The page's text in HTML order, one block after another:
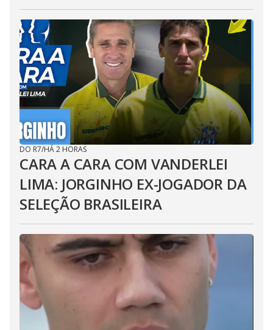
DO R7/HÁ 2 HORAS
CARA A CARA COM VANDERLEI
LIMA: JORGINHO EX-JOGADOR DA
SELEÇÃO BRASILEIRA